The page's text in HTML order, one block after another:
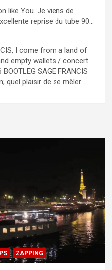
like You. Je viens de
reprise du tube 90...
I come from a land of
empty wallets / concert
BOOTLEG SAGE FRANCIS
quel plaisir de se mêler...
ZAPPING